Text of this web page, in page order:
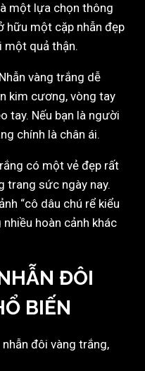
một lựa chọn thông
hữu một cặp nhẫn đẹp
một quả thận.
vàng trắng dễ
kim cương, vòng tay
tay. Nếu bạn là người
chính là chân ái.
có một vẻ đẹp rất
trang sức ngày nay.
“cô dâu chú rể kiểu
hoàn cảnh khác
ĐÔI
BIẾN
đôi vàng trắng,